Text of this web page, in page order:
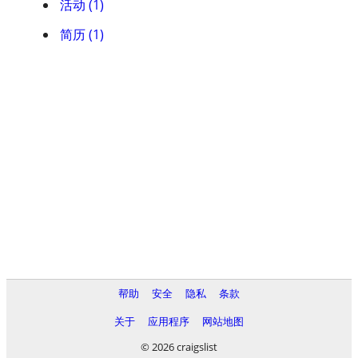
活动 (1)
简历 (1)
帮助 安全 隐私
条款
关于
应用程序
网站地图
© 2026 craigslist